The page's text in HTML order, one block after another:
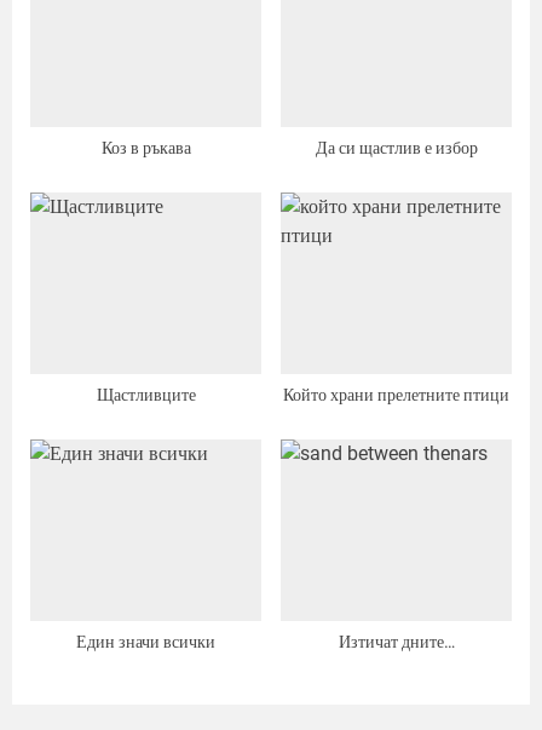
Коз в ръкава Да си щастлив е избор
Щастливците Който храни прелетните птици
Един значи всички Изтичат дните…